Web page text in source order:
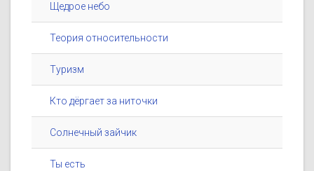
Щедрое небо
Теория относительности
Туризм
Кто дёргает за ниточки
Солнечный зайчик
Ты есть